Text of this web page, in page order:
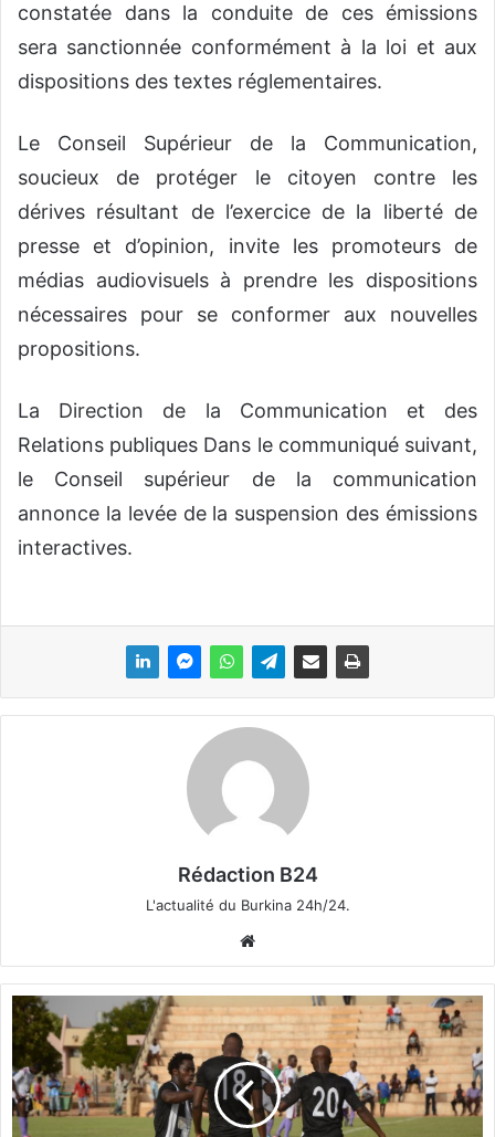
constatée dans la conduite de ces émissions
sera sanctionnée conformément à la loi et aux
dispositions des textes réglementaires.
Le Conseil Supérieur de la Communication,
soucieux de protéger le citoyen contre les
dérives résultant de l’exercice de la liberté de
presse et d’opinion, invite les promoteurs de
médias audiovisuels à prendre les dispositions
nécessaires pour se conformer aux nouvelles
propositions.
La Direction de la Communication et des
Relations publiques Dans le communiqué suivant,
le Conseil supérieur de la communication
annonce la levée de la suspension des émissions
interactives.
Rédaction B24
L'actualité du Burkina 24h/24.
bsi
te
F
a
o
f
o